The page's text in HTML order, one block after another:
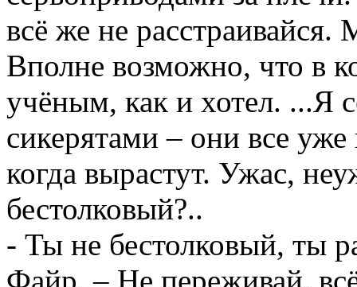
всё же не
Вполне возможно, что в
учёным, как и хотел. ...Я
сикерятами – они все
когда вырастут. Ужас,
бестолковый?..
- Ты не бестолковый, ты
Файр. – Не переживай,